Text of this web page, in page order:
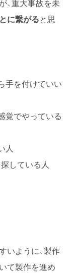
に繋がると思
手を付けていい
覚でやっている
人
している人
いように、製作
て製作を進め